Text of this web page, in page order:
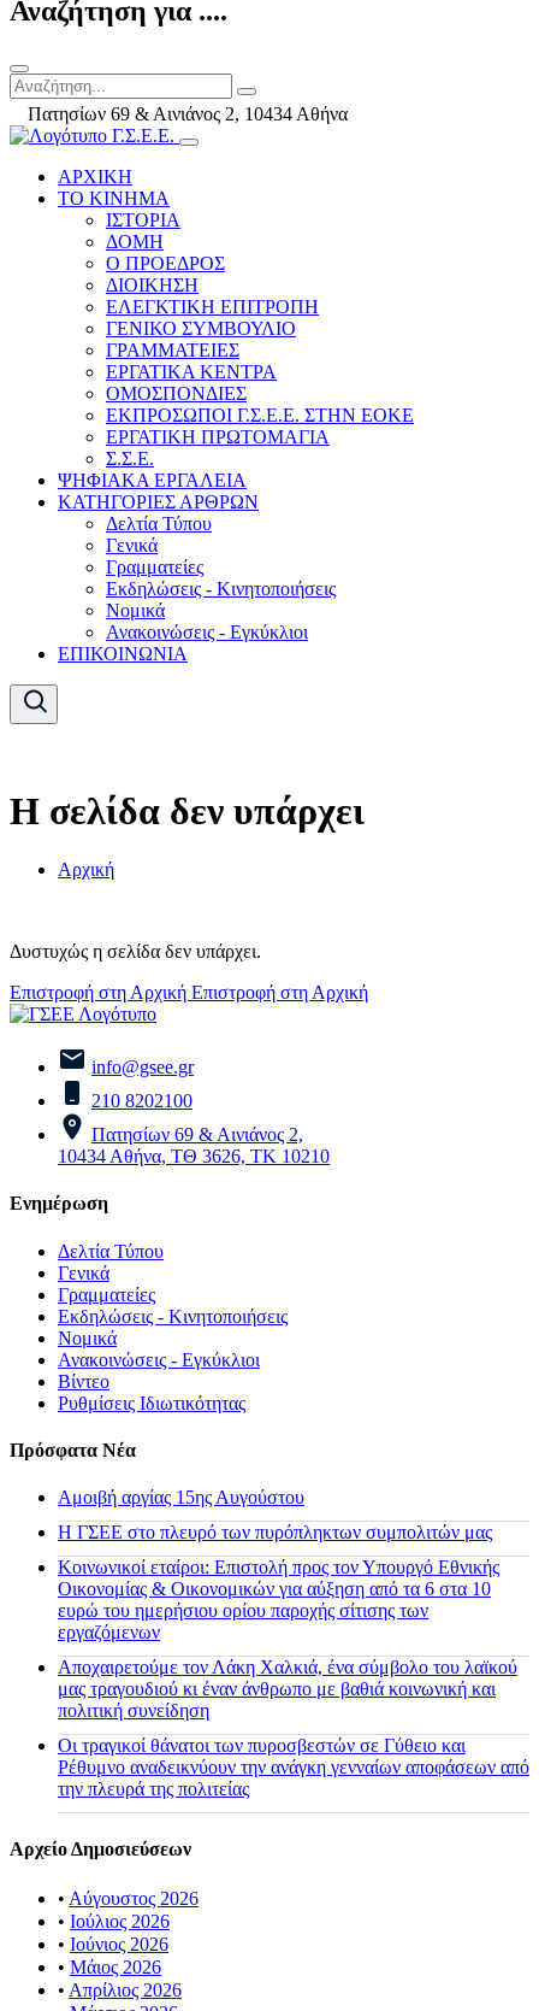
Αναζήτηση για ....
Πατησίων 69 & Αινιάνος 2, 10434 Αθήνα
ΑΡΧΙΚΗ
ΤΟ ΚΙΝΗΜΑ
ΙΣΤΟΡΙΑ
ΔΟΜΗ
Ο ΠΡΟΕΔΡΟΣ
ΔΙΟΙΚΗΣΗ
ΕΛΕΓΚΤΙΚΗ ΕΠΙΤΡΟΠΗ
ΓΕΝΙΚΟ ΣΥΜΒΟΥΛΙΟ
ΓΡΑΜΜΑΤΕΙΕΣ
ΕΡΓΑΤΙΚΑ ΚΕΝΤΡΑ
ΟΜΟΣΠΟΝΔΙΕΣ
ΕΚΠΡΟΣΩΠΟΙ Γ.Σ.Ε.Ε. ΣΤΗΝ ΕΟΚΕ
ΕΡΓΑΤΙΚΗ ΠΡΩΤΟΜΑΓΙΑ
Σ.Σ.Ε.
ΨΗΦΙΑΚΑ ΕΡΓΑΛΕΙΑ
ΚΑΤΗΓΟΡΙΕΣ ΑΡΘΡΩΝ
Δελτία Τύπου
Γενικά
Γραμματείες
Εκδηλώσεις - Κινητοποιήσεις
Νομικά
Ανακοινώσεις - Εγκύκλιοι
ΕΠΙΚΟΙΝΩΝΙΑ
Η σελίδα δεν υπάρχει
Αρχική
Δυστυχώς η σελίδα δεν υπάρχει.
Επιστροφή στη Αρχική Επιστροφή στη Αρχική
info@gsee.gr
210 8202100
Πατησίων 69 & Αινιάνος 2,
10434 Αθήνα, ΤΘ 3626, ΤΚ 10210
Ενημέρωση
Δελτία Τύπου
Γενικά
Γραμματείες
Εκδηλώσεις - Κινητοποιήσεις
Νομικά
Ανακοινώσεις - Εγκύκλιοι
Βίντεο
Ρυθμίσεις Ιδιωτικότητας
Πρόσφατα Νέα
Αμοιβή αργίας 15ης Αυγούστου
H ΓΣΕΕ στο πλευρό των πυρόπληκτων συμπολιτών μας
Κοινωνικοί εταίροι: Επιστολή προς τον Υπουργό Εθνικής
Οικονομίας & Οικονομικών για αύξηση από τα 6 στα 10
ευρώ του ημερήσιου ορίου παροχής σίτισης των
εργαζόμενων
Αποχαιρετούμε τον Λάκη Χαλκιά, ένα σύμβολο του λαϊκού
μας τραγουδιού κι έναν άνθρωπο με βαθιά κοινωνική και
πολιτική συνείδηση
Οι τραγικοί θάνατοι των πυροσβεστών σε Γύθειο και
Ρέθυμνο αναδεικνύουν την ανάγκη γενναίων αποφάσεων από
την πλευρά της πολιτείας
Αρχείο Δημοσιεύσεων
• Αύγουστος 2026
• Ιούλιος 2026
• Ιούνιος 2026
• Μάιος 2026
• Απρίλιος 2026